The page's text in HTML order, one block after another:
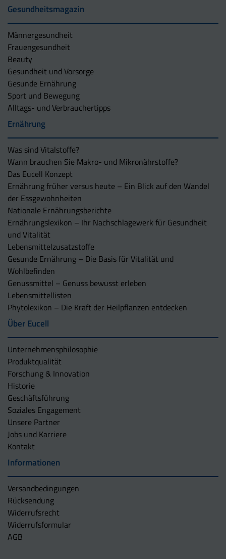
Gesundheitsmagazin
Männergesundheit
Frauengesundheit
Beauty
Gesundheit und Vorsorge
Gesunde Ernährung
Sport und Bewegung
Alltags- und Verbrauchertipps
Ernährung
Was sind Vitalstoffe?
Wann brauchen Sie Makro- und Mikronährstoffe?
Das Eucell Konzept
Ernährung früher versus heute – Ein Blick auf den Wandel
der Essgewohnheiten
Nationale Ernährungsberichte
Ernährungslexikon – Ihr Nachschlagewerk für Gesundheit
und Vitalität
Lebensmittelzusatzstoffe
Gesunde Ernährung – Die Basis für Vitalität und
Wohlbefinden
Genussmittel – Genuss bewusst erleben
Lebensmittellisten
Phytolexikon – Die Kraft der Heilpflanzen entdecken
Über Eucell
Unternehmens­philosophie
Produktqualität
Forschung & Innovation
Historie
Geschäftsführung
Soziales Engagement
Unsere Partner
Jobs und Karriere
Kontakt
Informationen
Versandbedingungen
Rücksendung
Widerrufsrecht
Widerrufsformular
AGB